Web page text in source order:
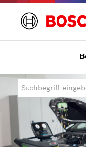
Allgemein/
Bosch
eBike
Mobility